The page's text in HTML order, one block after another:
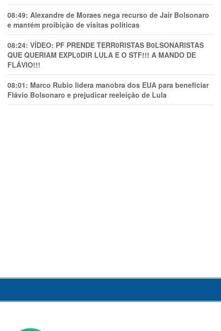
08:49: Alexandre de Moraes nega recurso de Jair Bolsonaro
e mantém proibição de visitas políticas
08:24: VÍDEO: PF PRENDE TERR0RlSTAS B0LSONARlSTAS
QUE QUERIAM EXPL0DlR LULA E O STF!!! A MANDO DE
FLÁVIO!!!
08:01: Marco Rubio lidera manobra dos EUA para beneficiar
Flávio Bolsonaro e prejudicar reeleição de Lula